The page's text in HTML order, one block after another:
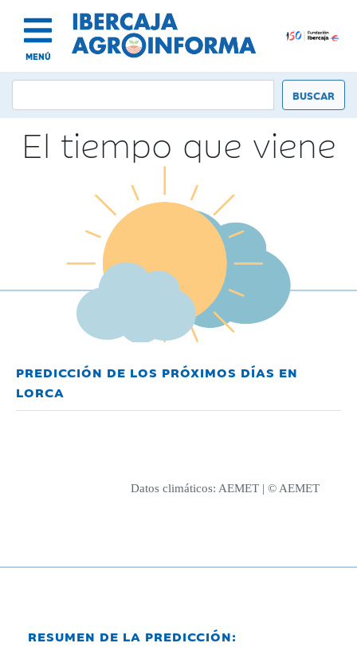
MENÚ
El tiempo que viene
PREDICCIÓN DE LOS PRÓXIMOS DÍAS EN
LORCA
Datos climáticos: AEMET | © AEMET
RESUMEN DE LA PREDICCIÓN: